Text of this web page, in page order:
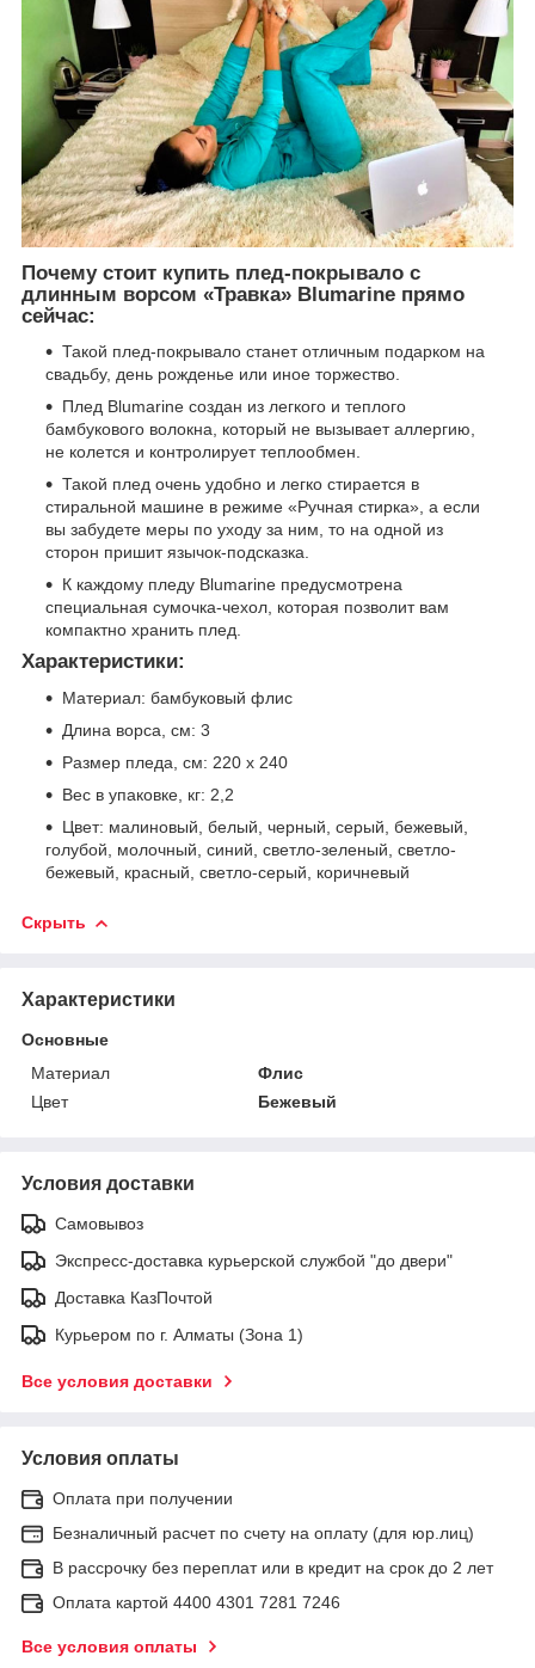
Почему стоит купить плед-покрывало с
длинным ворсом «Травка» Blumarine прямо
сейчас:
Такой плед-покрывало станет отличным подарком на
свадьбу, день рожденье или иное торжество.
Плед Blumarine создан из легкого и теплого
бамбукового волокна, который не вызывает аллергию,
не колется и контролирует теплообмен.
Такой плед очень удобно и легко стирается в
стиральной машине в режиме «Ручная стирка», а если
вы забудете меры по уходу за ним, то на одной из
сторон пришит язычок-подсказка.
К каждому пледу Blumarine предусмотрена
специальная сумочка-чехол, которая позволит вам
компактно хранить плед.
Характеристики:
Материал: бамбуковый флис
Длина ворса, см: 3
Размер пледа, см: 220 х 240
Вес в упаковке, кг: 2,2
Цвет: малиновый, белый, черный, серый, бежевый,
голубой, молочный, синий, светло-зеленый, светло-
бежевый, красный, светло-серый, коричневый
Скрыть
Характеристики
Основные
Материал
Флис
Цвет
Бежевый
Условия доставки
Самовывоз
Экспресс-доставка курьерской службой "до двери"
Доставка КазПочтой
Курьером по г. Алматы (Зона 1)
Все условия доставки
Условия оплаты
Оплата при получении
Безналичный расчет по счету на оплату (для юр.лиц)
В рассрочку без переплат или в кредит на срок до 2 лет
Оплата картой 4400 4301 7281 7246
Все условия оплаты